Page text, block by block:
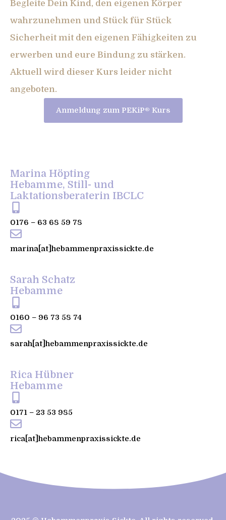
Begleite Dein Kind, den eigenen Körper
wahrzunehmen und Stück für Stück
Sicherheit mit den eigenen Fähigkeiten zu
erwerben und eure Bindung zu stärken.
Aktuell wird dieser Kurs leider nicht
angeboten.
Anmeldung zum PEKiP® Kurs
Marina Höpting
Hebamme, Still- und
Laktationsberaterin IBCLC
0176 – 63 68 59 78
marina[at]hebammenpraxissickte.de
Sarah Schatz
Hebamme
0160 – 96 73 58 74
sarah[at]hebammenpraxissickte.de
Rica Hübner
Hebamme
0171 – 23 53 985
rica[at]hebammenpraxissickte.de